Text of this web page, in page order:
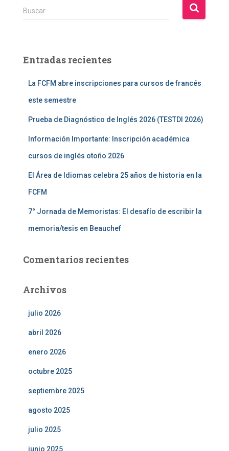
B
u
r
Buscar …
Entradas recientes
La FCFM abre inscripciones para cursos de francés
este semestre
Prueba de Diagnóstico de Inglés 2026 (TESTDI 2026)
Información Importante: Inscripción académica
cursos de inglés otoño 2026
El Área de Idiomas celebra 25 años de historia en la
FCFM
7° Jornada de Memoristas: El desafío de escribir la
memoria/tesis en Beauchef
Comentarios recientes
Archivos
julio 2026
abril 2026
enero 2026
octubre 2025
septiembre 2025
agosto 2025
julio 2025
junio 2025